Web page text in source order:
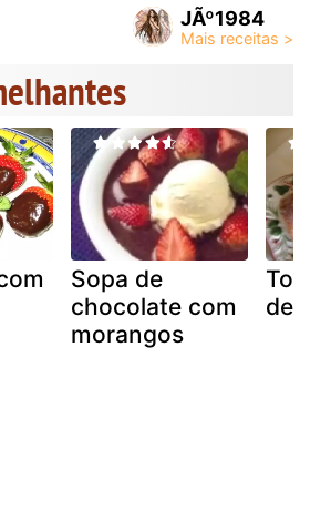
JÃº1984
Sopa de
chocolate com
morangos
de